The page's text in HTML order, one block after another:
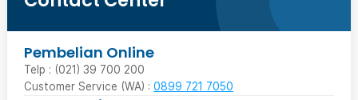
Pembelian Online
Telp : (021) 39 700 200
Customer Service (WA) : 0899 721 7050